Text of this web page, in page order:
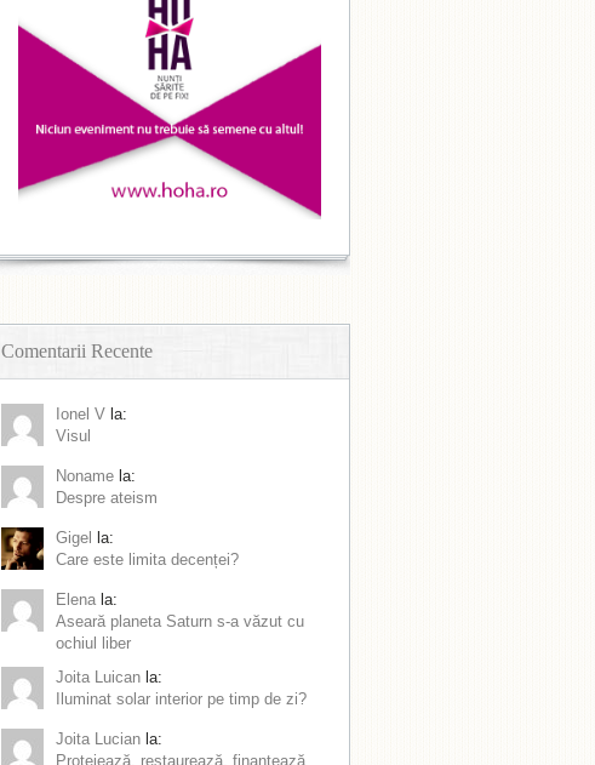
Comentarii Recente
Ionel V la:
Visul
Noname la:
Despre ateism
Gigel
la:
Care este limita decenței?
Elena la:
Aseară planeta Saturn s-a văzut cu
ochiul liber
Joita Luican la:
Iluminat solar interior pe timp de zi?
Joita Lucian la:
Protejează, restaurează, finanțează